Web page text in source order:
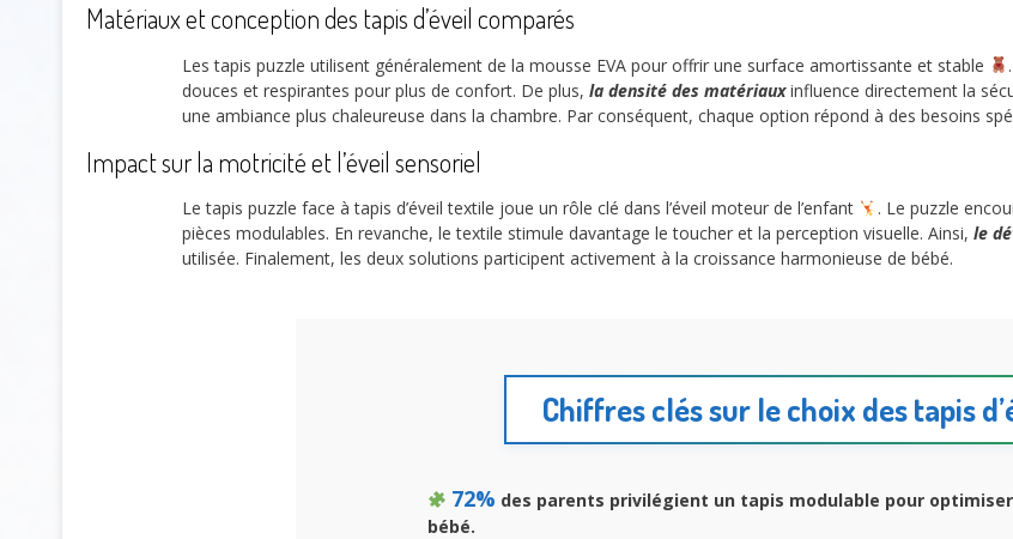
Matériaux et conception des tapis d’éveil comparés
Les tapis puzzle utilisent généralement de la mousse EVA pour offrir une surface amortissante et stable
douces et respirantes pour plus de confort. De plus, la densité des matériauxinfluence directement la
une ambiance plus chaleureuse dans la chambre. Par conséquent, chaque option répond à des besoins
Impact sur la motricité et l’éveil sensoriel
Le tapis puzzle face à tapis d’éveil textile joue un rôle clé dans l’éveil moteur de l’enfant
. Le puzzle
pièces modulables. En revanche, le textile stimule davantage le toucher et la perception visuelle. Ainsi, le
utilisée. Finalement, les deux solutions participent activement à la croissance harmonieuse de bébé.
Chiffres clés sur le choix des tapis
72% des parents privilégient un tapis modulable pour optimiser
bébé.